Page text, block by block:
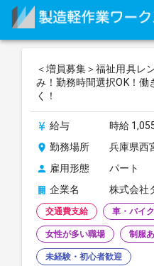
＜増員募集＞福祉用具レ
み！勤務時間選択OK！
く！
給与
時給
勤務場所
兵庫県西
雇用形態
パート
企業名
株式会社
交通費支給 車・バイ
女性が多い職場 制服
未経験・初心者歓迎